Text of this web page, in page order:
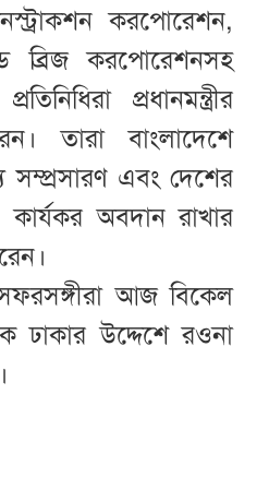
করপোরেশন,
ব্রিজ করপোরেশনসহ
প্রধানমন্ত্রীর
তারা বাংলাদেশে
সম্প্রসারণ এবং দেশের
কার্যকর অবদান রাখার
সফরসঙ্গীরা আজ বিকেল
ঢাকার উদ্দেশে রওনা